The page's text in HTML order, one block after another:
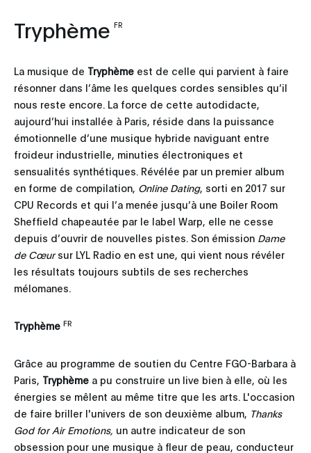
Tryphème FR
La musique de Tryphème est de celle qui parvient à faire
résonner dans l’âme les quelques cordes sensibles qu’il
nous reste encore. La force de cette autodidacte,
aujourd’hui installée à Paris, réside dans la puissance
émotionnelle d’une musique hybride naviguant entre
froideur industrielle, minuties électroniques et
sensualités synthétiques. Révélée par un premier album
en forme de compilation, Online Dating, sorti en 2017 sur
CPU Records et qui l’a menée jusqu’à une Boiler Room
Sheffield chapeautée par le label Warp, elle ne cesse
depuis d’ouvrir de nouvelles pistes. Son émission Dame
de Cœursur LYL Radio en est une, qui vient nous révéler
les résultats toujours subtils de ses recherches
mélomanes.
Tryphème FR
Grâce au programme de soutien du Centre FGO-Barbara à
Paris, Tryphème a pu construire un live bien à elle, où les
énergies se mêlent au même titre que les arts. L'occasion
de faire briller l'univers de son deuxième album, Thanks
God for Air Emotions, un autre indicateur de son
obsession pour une musique à fleur de peau, conducteur